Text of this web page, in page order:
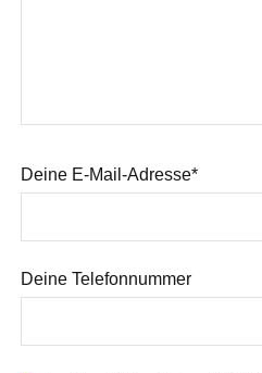
Deine E-Mail-Adresse*
Deine Telefonnummer